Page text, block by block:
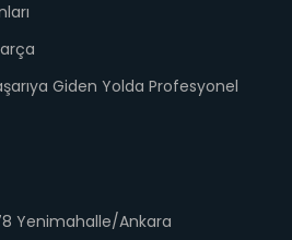
Giden Yolda Profesyonel
Yenimahalle/Ankara